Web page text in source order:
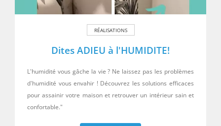
RÉALISATIONS
Dites ADIEU à l'HUMIDITE!
L'humidité vous gâche la vie ? Ne laissez pas les problèmes
d'humidité vous envahir ! Découvrez les solutions efficaces
pour assainir votre maison et retrouver un intérieur sain et
confortable."